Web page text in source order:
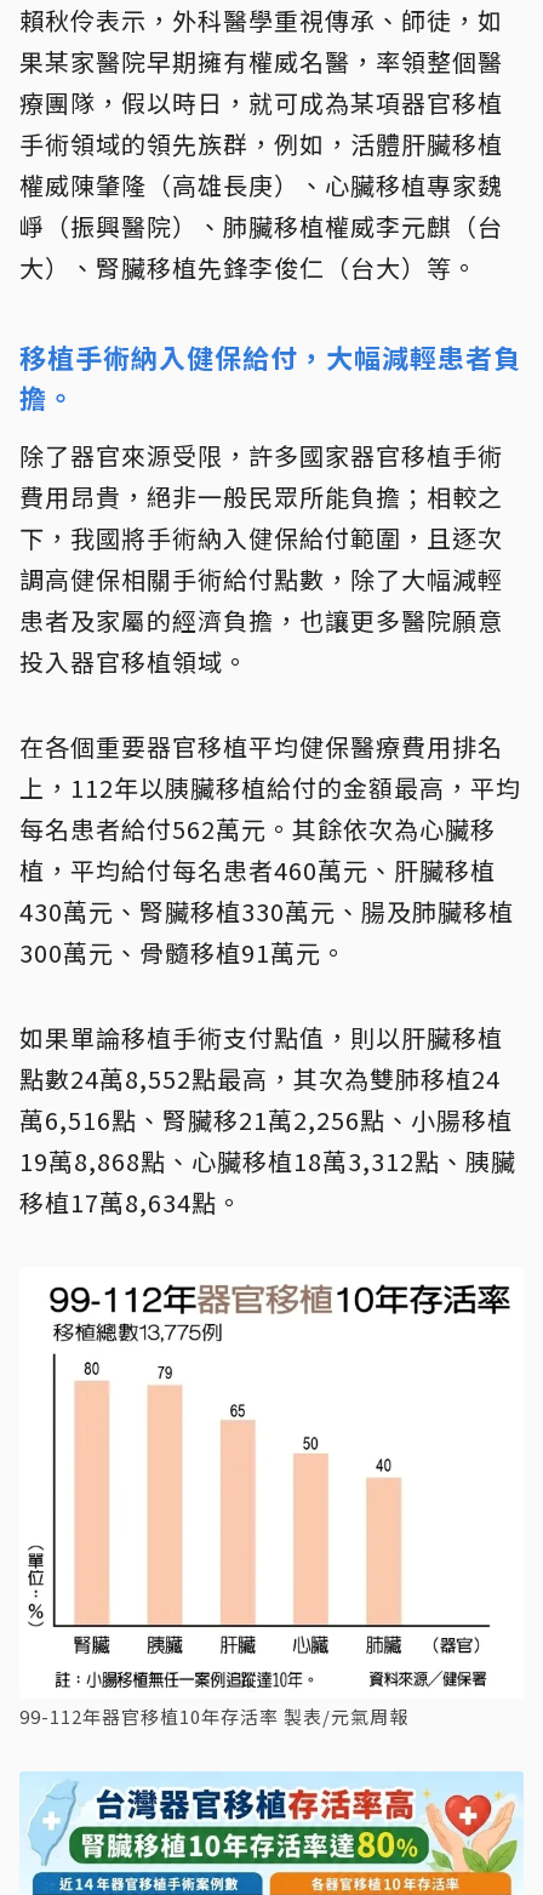
賴秋伶表示，外科醫學重視傳承、師徒，如
果某家醫院早期擁有權威名醫，率領整個醫
療團隊，假以時日，就可成為某項器官移植
手術領域的領先族群，例如，活體肝臟移植
權威陳肇隆（高雄長庚）、心臟移植專家魏
崢（振興醫院）、肺臟移植權威李元麒（台
大）、腎臟移植先鋒李俊仁（台大）等。
移植手術納入健保給付，大幅減輕患者負
擔。
除了器官來源受限，許多國家器官移植手術
費用昂貴，絕非一般民眾所能負擔；相較之
下，我國將手術納入健保給付範圍，且逐次
調高健保相關手術給付點數，除了大幅減輕
患者及家屬的經濟負擔，也讓更多醫院願意
投入器官移植領域。
在各個重要器官移植平均健保醫療費用排名
上，112年以胰臟移植給付的金額最高，平均
每名患者給付562萬元。其餘依次為心臟移
植，平均給付每名患者460萬元、肝臟移植
430萬元、腎臟移植330萬元、腸及肺臟移植
300萬元、骨髓移植91萬元。
如果單論移植手術支付點值，則以肝臟移植
點數24萬8,552點最高，其次為雙肺移植24
萬6,516點、腎臟移21萬2,256點、小腸移植
19萬8,868點、心臟移植18萬3,312點、胰臟
移植17萬8,634點。
99-112年器官移植10年存活率 製表/元氣周報